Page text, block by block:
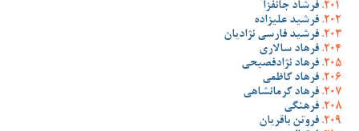
فرشاد جانفزا
فرشید علیزاده
فرشید فارسی نژادیان
فرهاد سالاری
فرهاد نژادفصیحی
فرهاد کاظمی
فرهاد کرمانشاهی
فرهنگی
فروتن باقریان